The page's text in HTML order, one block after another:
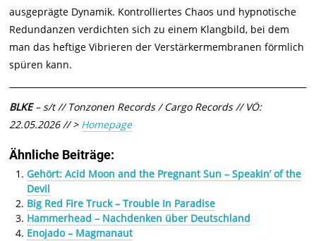
ausgeprägte Dynamik. Kontrolliertes Chaos und hypnotische
Redundanzen verdichten sich zu einem Klangbild, bei dem
man das heftige Vibrieren der Verstärkermembranen förmlich
spüren kann.
BLKE– s/t // Tonzonen Records / Cargo Records // VÖ:
22.05.2026 // > Homepage
Ähnliche Beiträge:
Gehört: Acid Moon and the Pregnant Sun – Speakin’ of the
Devil
Big Red Fire Truck – Trouble In Paradise
Hammerhead – Nachdenken über Deutschland
Enojado – Magmanaut